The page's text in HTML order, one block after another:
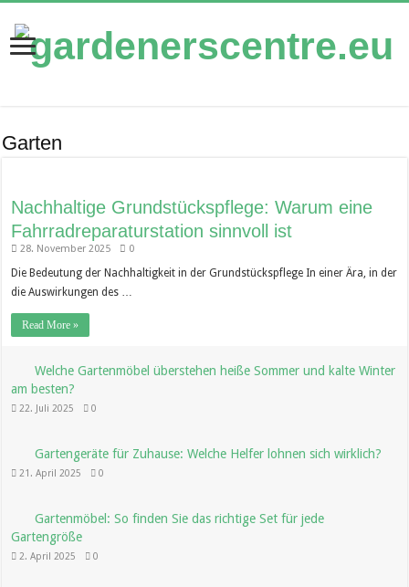
Garten
Nachhaltige Grundstückspflege: Warum eine
Fahrradreparaturstation sinnvoll ist
28. November 2025 0
Die Bedeutung der Nachhaltigkeit in der Grundstückspflege In einer Ära, in der
die Auswirkungen des …
Read More »
Welche Gartenmöbel überstehen heiße Sommer und kalte Winter
am besten?
22. Juli 2025 0
Gartengeräte für Zuhause: Welche Helfer lohnen sich wirklich?
21. April 2025 0
Gartenmöbel: So finden Sie das richtige Set für jede
Gartengröße
2. April 2025 0